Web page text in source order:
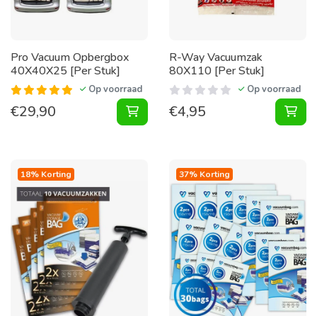
Pro Vacuum Opbergbox
40X40X25 [Per Stuk]
Op voorraad
€29,90 Vacuum Opbergbox 40X40X25
R-Way Vacuumzak
80X110 [Per Stuk]
Op voorraad
€4,95
18% Korting 37% Korting